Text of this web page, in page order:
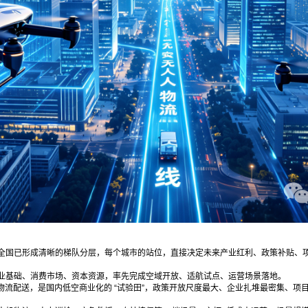
已形成清晰的梯队分层，每个城市的站位，直接决定未来产业红利、政策补贴、
础、消费市场、资本资源，率先完成空域开放、适航试点、运营场景落地。
配送，是国内低空商业化的 “试验田”，政策开放尺度最大、企业扎堆最密集、项